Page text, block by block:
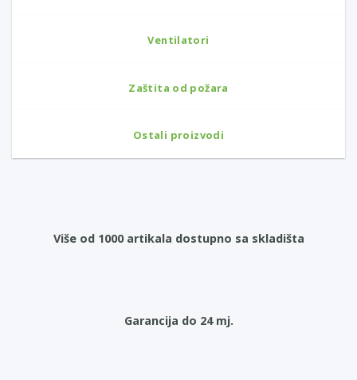
Ventilatori
Zaštita od požara
Ostali proizvodi
Više od 1000 artikala dostupno sa skladišta
Garancija do 24 mj.